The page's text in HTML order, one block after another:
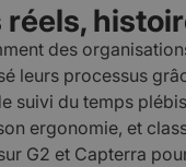
réels,
des
leurs processus
suivi du temps
ergonomie, et
G2 et Capterra